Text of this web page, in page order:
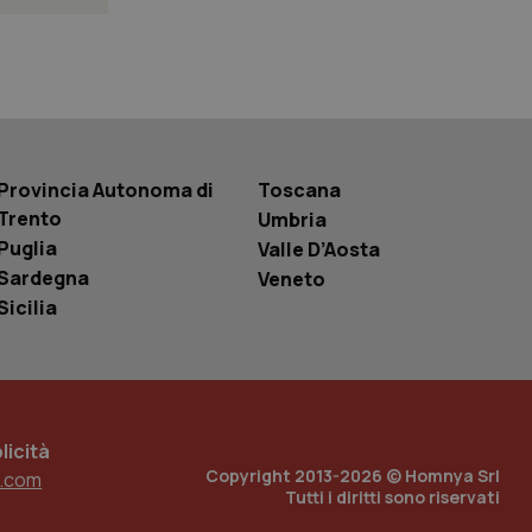
Autonoma di
Toscana
Umbria
Valle D’Aosta
Veneto
Copyright 2013-2026 © Homnya Srl
Tutti i diritti sono riservati
tenere traccia
incorporati
del sito web sta
di
tenere traccia